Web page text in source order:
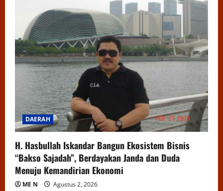
DAERAH
H. Hasbullah Iskandar Bangun Ekosistem Bisnis
“Bakso Sajadah”, Berdayakan Janda dan Duda
Menuju Kemandirian Ekonomi
ME N Agustus 2, 2026